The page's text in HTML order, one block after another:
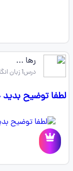
رها ...
درس1 زبان انگلیسی یازدهم
لطفا توضیح